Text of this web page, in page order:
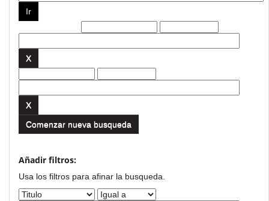
Comenzar nueva busqueda
Añadir filtros:
Usa los filtros para afinar la busqueda.